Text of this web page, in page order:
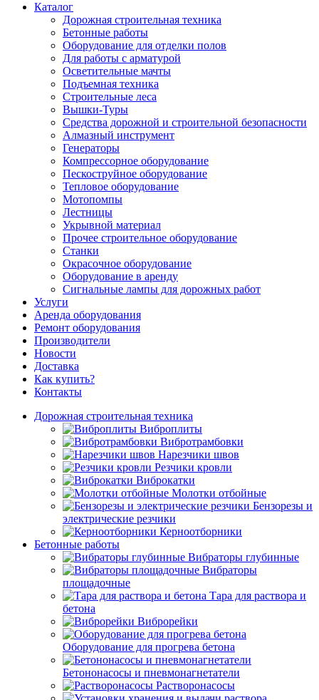
Каталог
Дорожная строительная техника
Бетонные работы
Оборудование для отделки полов
Для работы с арматурой
Осветительные мачты
Подъемная техника
Строительные леса
Вышки-Туры
Средства дорожной и строительной безопасности
Алмазный инструмент
Генераторы
Компрессорное оборудование
Пескоструйное оборудование
Тепловое оборудование
Мотопомпы
Лестницы
Укрывной материал
Прочее строительное оборудование
Станки
Окрасочное оборудование
Оборудование в аренду
Сигнальные лампы для дорожных работ
Услуги
Аренда оборудования
Ремонт оборудования
Производители
Новости
Доставка
Как купить?
Контакты
Дорожная строительная техника
Виброплиты
Вибротрамбовки
Нарезчики швов
Резчики кровли
Виброкатки
Молотки отбойные
Бензорезы и
электрические резчики
Керноотборники
Бетонные работы
Вибраторы глубинные
Вибраторы
площадочные
Тара для раствора и
бетона
Виброрейки
Оборудование для прогрева бетона
Бетононасосы и пневмонагнетатели
Растворонасосы